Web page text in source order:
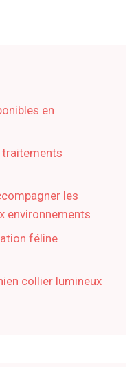
en
traitements
les
environnements
féline
collier lumineux